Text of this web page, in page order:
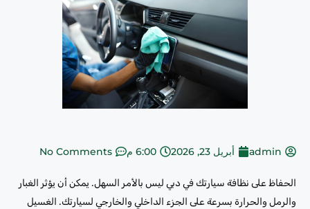
admin أبريل 23, 2026 6:00 م No Comments
الحفاظ على نظافة سيارتك في دبي ليس بالأمر السهل. يمكن أن يؤثر الغبار
والرمل والحرارة بسرعة على الجزء الداخلي والخارجي لسيارتك. الغسيل